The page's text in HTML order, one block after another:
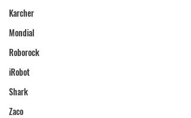
Karcher
Mondial
Roborock
iRobot
Shark
Zaco